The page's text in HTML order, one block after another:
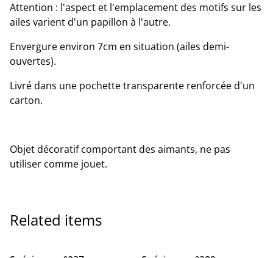
Attention : l'aspect et l'emplacement des motifs sur les
ailes varient d'un papillon à l'autre.
Envergure environ 7cm en situation (ailes demi-
ouvertes).
Livré dans une pochette transparente renforcée d'un
carton.
Objet décoratif comportant des aimants, ne pas
utiliser comme jouet.
Related items